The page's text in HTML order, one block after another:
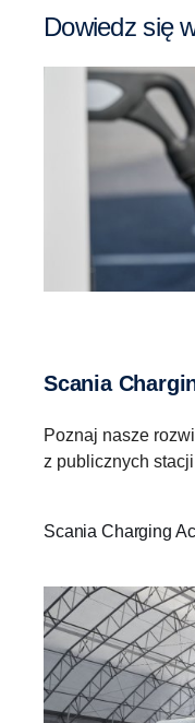
Dowiedz się
Scania
Poznaj nasze
z publicznych stacji
Scania Charging